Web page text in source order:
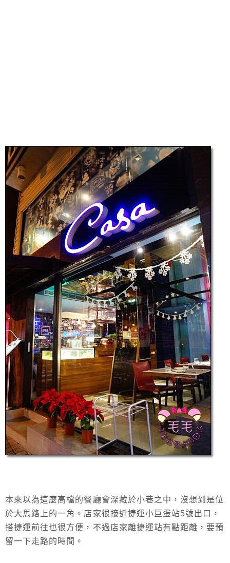
本來以為這麼高檔的餐廳會深藏於小巷之中，沒想到是位
於大馬路上的一角。店家很接近捷運小巨蛋站5號出口，
搭捷運前往也很方便，不過店家離捷運站有點距離，要預
留一下走路的時間。